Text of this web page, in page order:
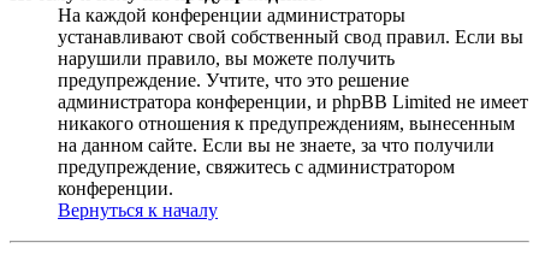
На каждой конференции администраторы
устанавливают свой собственный свод правил. Если вы
нарушили правило, вы можете получить
предупреждение. Учтите, что это решение
администратора конференции, и phpBB Limited не имеет
никакого отношения к предупреждениям, вынесенным
на данном сайте. Если вы не знаете, за что получили
предупреждение, свяжитесь с администратором
конференции.
Вернуться к началу